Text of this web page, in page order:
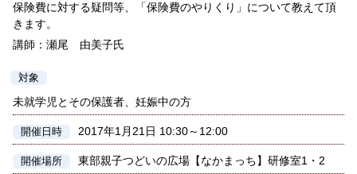
保険費に対する疑問等、「保険費のやりくり」について教えて頂
きます。
講師：瀬尾 由美子氏
対象
未就学児とその保護者、妊娠中の方
開催日時 2017年1月21日 10:30～12:00
開催場所 東部親子つどいの広場【なかまっち】研修室1・2